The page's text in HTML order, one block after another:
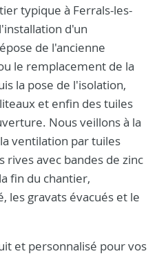
typique à Ferrals-les-
d'un
de l'ancienne
le remplacement de la
la pose de l'isolation,
et enfin des tuiles
Nous veillons à la
ventilation par tuiles
rives avec bandes de zinc
fin du chantier,
les gravats évacués et le
et personnalisé pour vos